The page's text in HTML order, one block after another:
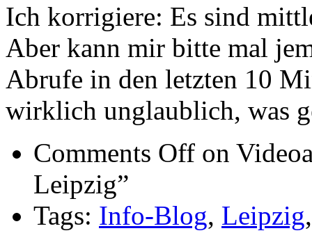
Ich korrigiere: Es sind
Aber kann mir bitte mal
Abrufe in den letzten 10
wirklich unglaublich, was
Comments Off on
Leipzig”
Tags: Info-Blog, Leipzig